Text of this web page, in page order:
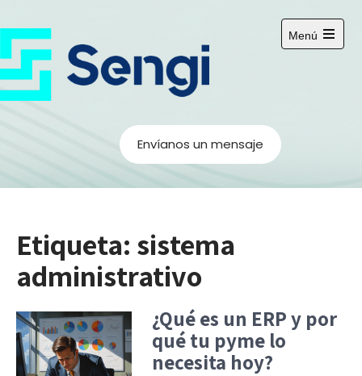
al
contenido
Envíanos un mensaje
Menú
Abrir
Etiqueta: sistema
administrativo
¿Qué es un ERP y por
qué tu pyme lo
necesita hoy?